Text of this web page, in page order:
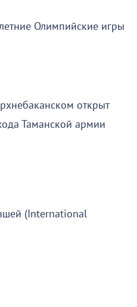
Олимпийские игры
открыт
Таманской армии
(International